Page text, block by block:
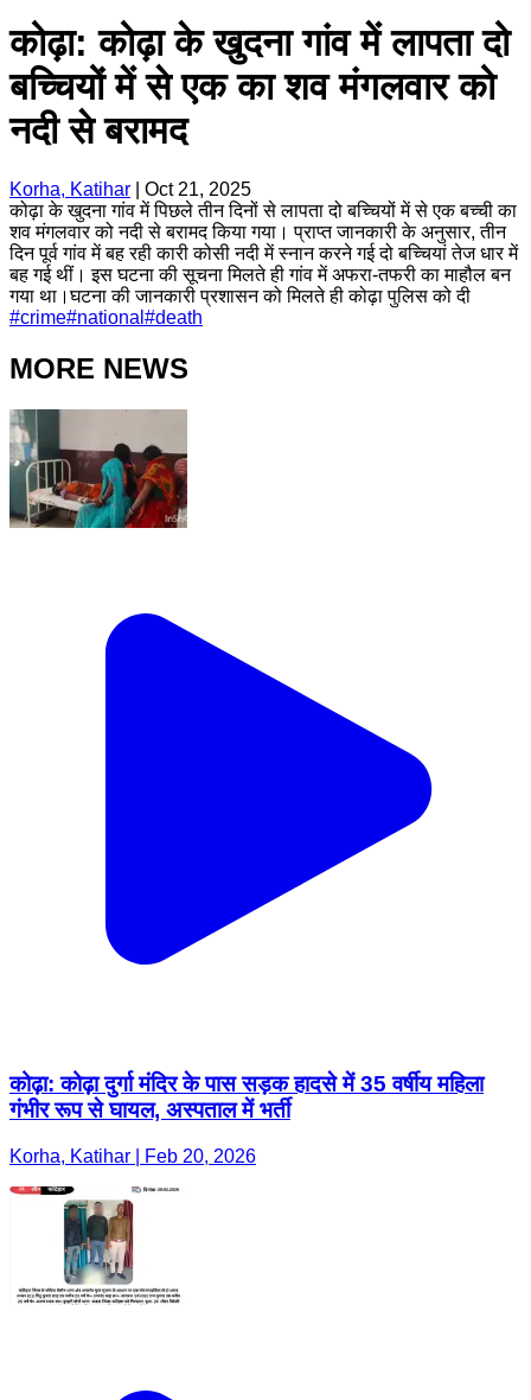
कोढ़ा: कोढ़ा के खुदना गांव में लापता दो
बच्चियों में से एक का शव मंगलवार को
नदी से बरामद
Korha, Katihar
Oct 21, 2025
कोढ़ा के खुदना गांव में पिछले तीन दिनों से लापता दो बच्चियों में से एक बच्ची का
शव मंगलवार को नदी से बरामद किया गया। प्राप्त जानकारी के अनुसार, तीन
दिन पूर्व गांव में बह रही कारी कोसी नदी में स्नान करने गई दो बच्चियां तेज धार में
बह गई थीं। इस घटना की सूचना मिलते ही गांव में अफरा-तफरी का माहौल बन
गया था।घटना की जानकारी प्रशासन को मिलते ही कोढ़ा पुलिस को दी
#crime#national #death
MORE NEWS
कोढ़ा: कोढ़ा दुर्गा मंदिर के पास सड़क हादसे में 35 वर्षीय महिला
गंभीर रूप से घायल, अस्पताल में भर्ती
Korha, Katihar | Feb 20, 2026